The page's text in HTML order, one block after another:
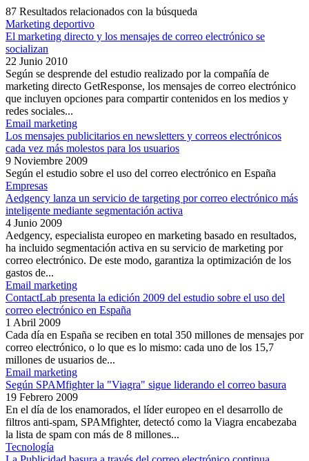
87 Resultados relacionados con la búsqueda
Marketing deportivo
El marketing directo y los mensajes de correo electrónico se
socializan
22 Junio 2010
Según se desprende del estudio realizado por la compañía de
marketing directo GetResponse, los mensajes de correo electrónico
que incluyen opciones para compartir contenidos en los medios y
redes sociales...
Email marketing
Los mensajes publicitarios en newsletters y correos electrónicos
cada vez más molestos para los usuarios
9 Noviembre 2009
Según el estudio sobre el uso del correo electrónico en España
Empresas
Aedgency lanza un servicio de targeting por correo electrónico más
inteligente mediante segmentación activa
4 Junio 2009
Aedgency, especialista europeo en marketing basado en resultados,
ha incluido segmentación activa en su servicio de marketing por
correo electrónico. De este modo, garantiza la optimización de los
gastos de...
Email marketing
ContactLab presenta la edición 2009 del estudio sobre el uso del
correo electrónico en España
1 Abril 2009
Cada día en España se reciben en total 350 millones de mensajes por
correo electrónico, o lo que es lo mismo: cada uno de los 15,7
millones de usuarios de...
Email marketing
Según SPAMfighter la "Viagra" sigue liderando el correo basura
19 Febrero 2009
En el día de los enamorados, el líder europeo en el desarrollo de
filtros anti-spam, SPAMfighter, detectó como la Viagra encabezaba
la lista de spam con más de 8 millones...
Tecnología